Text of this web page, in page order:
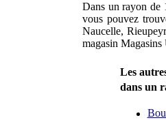
Dans un rayon de
vous pouvez
Naucelle,
magasin
Les
dans un